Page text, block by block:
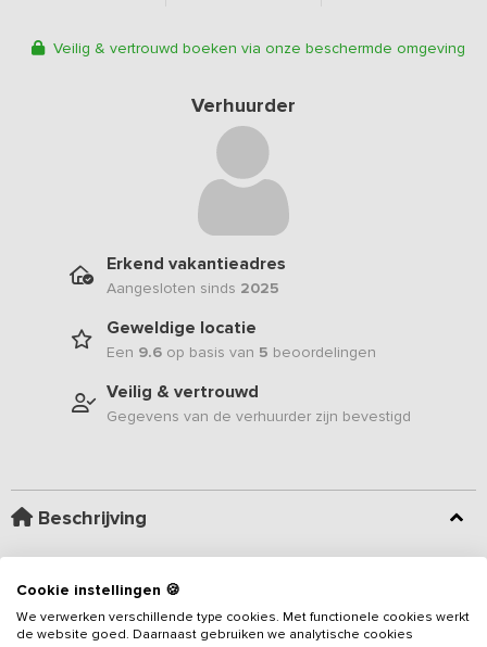
Veilig & vertrouwd boeken via onze beschermde omgeving
Verhuurder
Erkend vakantieadres
Aangesloten sinds 2025
Geweldige locatie
Een 9.6 op basis van 5 beoordelingen
Veilig & vertrouwd
Gegevens van de verhuurder zijn bevestigd
Beschrijving
authentieke boerderij voor 22 personen, een sfeervolle
bestemming voor families, vrienden en collega’s die samen willen
genieten van een ontspannen verblijf. Hetvakantieadres
Cookie instellingen 🍪
We verwerken verschillende type cookies. Met functionele cookies werkt
de website goed. Daarnaast gebruiken we analytische cookies